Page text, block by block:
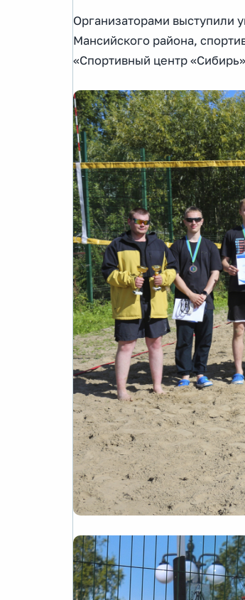
Организаторами выступили
Мансийского района,
«Спортивный центр